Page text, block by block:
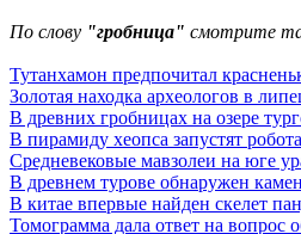
По слову "гробница" смотрите
Тутанхамон предпочитал
Золотая находка археологов в
В древних гробницах на озере
В пирамиду хеопса запустят робота
Средневековые мавзолеи на юге
В древнем турове обнаружен
В китае впервые найден скелет
Томограмма дала ответ на вопрос